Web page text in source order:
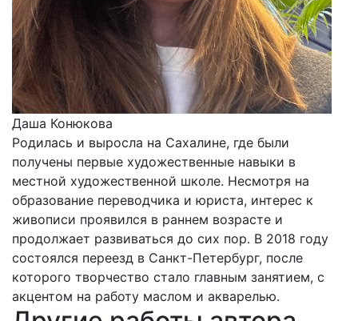
Даша Конюкова
Родилась и выросла на Сахалине, где были
получены первые художественные навыки в
местной художественной школе. Несмотря на
образование переводчика и юриста, интерес к
живописи проявился в раннем возрасте и
продолжает развиваться до сих пор. В 2018 году
состоялся переезд в Санкт-Петербург, после
которого творчество стало главным занятием, с
акцентом на работу маслом и акварелью.